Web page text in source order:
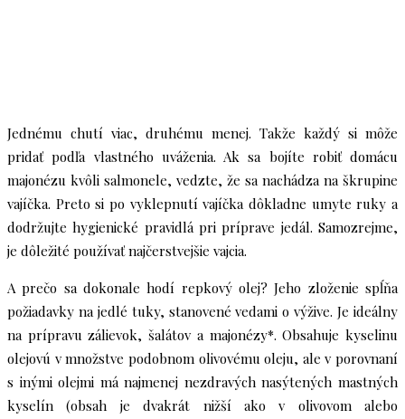
Jednému chutí viac, druhému menej. Takže každý si môže
pridať podľa vlastného uváženia. Ak sa bojíte robiť domácu
majonézu kvôli salmonele, vedzte, že sa nachádza na škrupine
vajíčka. Preto si po vyklepnutí vajíčka dôkladne umyte ruky a
dodržujte hygienické pravidlá pri príprave jedál. Samozrejme,
je dôležité používať najčerstvejšie vajcia.
A prečo sa dokonale hodí repkový olej? Jeho zloženie spĺňa
požiadavky na jedlé tuky, stanovené vedami o výžive. Je ideálny
na prípravu zálievok, šalátov a majonézy*. Obsahuje kyselinu
olejovú v množstve podobnom olivovému oleju, ale v porovnaní
s inými olejmi má najmenej nezdravých nasýtených mastných
kyselín (obsah je dvakrát nižší ako v olivovom alebo